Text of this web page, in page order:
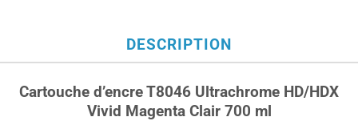
DESCRIPTION
Cartouche d’encre T8046 Ultrachrome HD/HDX
Vivid Magenta Clair 700 ml